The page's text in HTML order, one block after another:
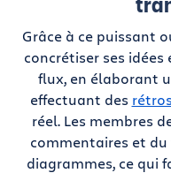
Grâce à ce puissant
concrétiser ses
flux, en élaborant
effectuant des
réel. Les membres
commentaires et
diagrammes, ce qui